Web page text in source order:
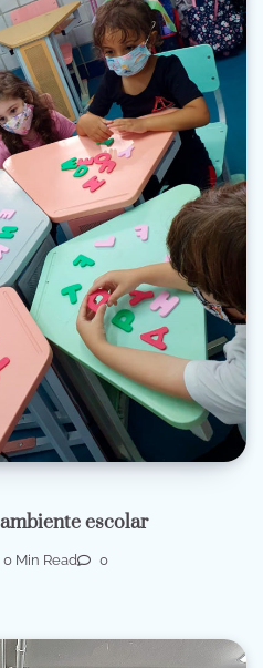
escolar
0 Min Read 0